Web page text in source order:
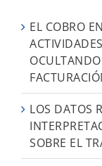
EL COBRO
LOS DATOS
SOBRE EL